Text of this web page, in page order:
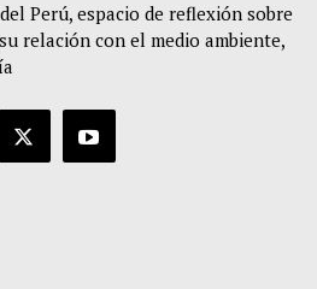
Perú, espacio de reflexión sobre
relación con el medio ambiente,